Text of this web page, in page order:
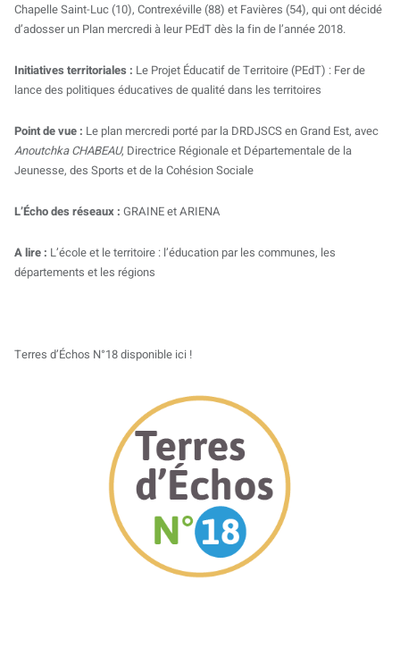
Chapelle Saint-Luc (10), Contrexéville (88) et Favières (54), qui ont décidé
d’adosser un Plan mercredi à leur PEdT dès la fin de l’année 2018.
Initiatives territoriales : Le Projet Éducatif de Territoire (PEdT) : Fer de
lance des politiques éducatives de qualité dans les territoires
Point de vue : Le plan mercredi porté par la DRDJSCS en Grand Est, avec
Anoutchka CHABEAU, Directrice Régionale et Départementale de la
Jeunesse, des Sports et de la Cohésion Sociale
L’Écho des réseaux : GRAINE et ARIENA
A lire : L’école et le territoire : l’éducation par les communes, les
départements et les régions
Terres d’Échos N°18 disponible ici !